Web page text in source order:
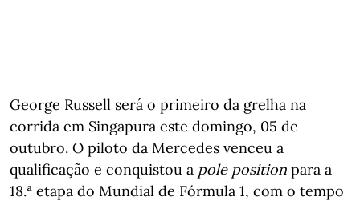
George Russell será o primeiro da grelha na
corrida em Singapura este domingo, 05 de
outubro. O piloto da Mercedes venceu a
qualificação e conquistou a pole position para a
18.ª etapa do Mundial de Fórmula 1, com o tempo